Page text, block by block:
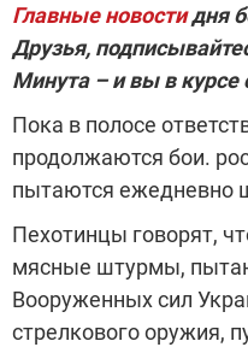
Главные новостидня
Друзья,
Минута – и вы в курсе
Пока в полосе
продолжаются бои.
пытаются ежедневно
Пехотинцы говорят,
мясные штурмы,
Вооруженных сил
стрелкового оружия,